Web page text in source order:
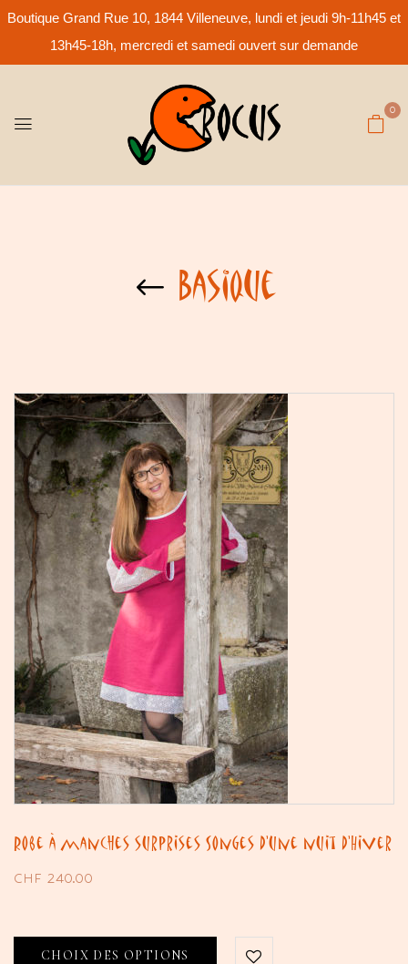
Boutique Grand Rue 10, 1844 Villeneuve, lundi et jeudi 9h-11h45 et
13h45-18h, mercredi et samedi ouvert sur demande
0
Basique
Robe à manches surprises Songes d’une nuit d’Hiver
CHF 240.00
CHOIX DES OPTIONS